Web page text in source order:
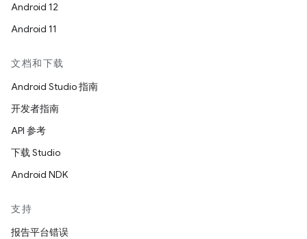
Android 12
Android 11
文档和下载
Android Studio 指南
开发者指南
API 参考
下载 Studio
Android NDK
支持
报告平台错误